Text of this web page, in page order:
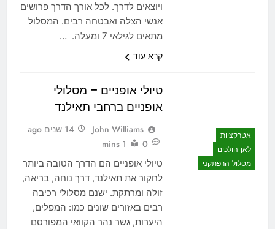
ויוצאים לדרך. לכל אורך הדרך פרושים
אנשי הצלה ואבטחה רבים. המסלול
מתאים לגילאי 7 ומעלה. …
קרא עוד
אטרקציות
לאן הולכים
מסלול הרפתקני
טיולי אופניים – מסלולי
אופניים ברחבי תאילנד
John Williams
14 שנים ago
0
1 mins
טיולי אופניים הם הדרך הטובה ביותר
לחקור את תאילנד, דרך נוחה, בריאה,
זולה ומרתקת. ישנם מסלולי רכיבה
רבים באזורים שונים כמו: המפלים,
היערות, גשר נהר הקוואי המפורסם